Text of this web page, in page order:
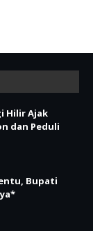
Hilir Ajak
dan Peduli
Bupati